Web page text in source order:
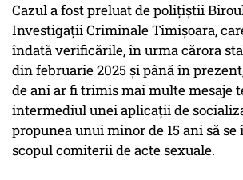
Cazul a fost preluat de poliţiştii
Investigaţii Criminale Timişoara,
îndată verificările, în urma cărora
din februarie 2025 şi până în
de ani ar fi trimis mai multe mesaje
intermediul unei aplicaţii de
propunea unui minor de 15 ani să
scopul comiterii de acte sexuale.